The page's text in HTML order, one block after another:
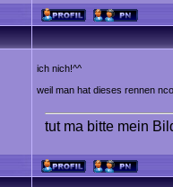
ich nich!^^
weil man hat dieses rennen
tut ma bitte mein